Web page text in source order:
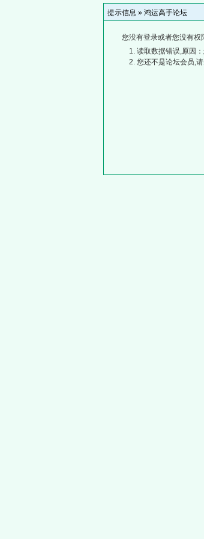
提示信息 » 鸿运高手论坛
您没有登录或者您没有权
读取数据错误,原因
您还不是论坛会员,